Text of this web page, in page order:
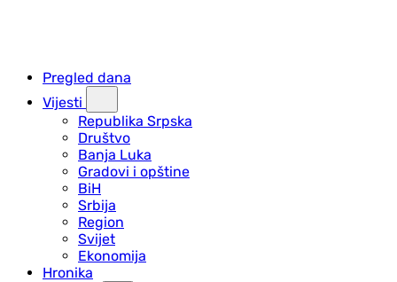
Pregled dana
Vijesti
Republika Srpska
Društvo
Banja Luka
Gradovi i opštine
BiH
Srbija
Region
Svijet
Ekonomija
Hronika